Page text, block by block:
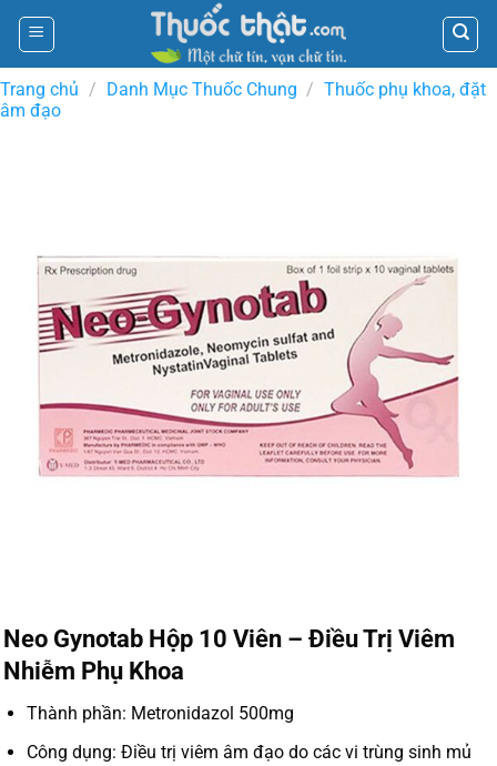
Skip
content
Trang chủ / Danh Mục Thuốc Chung / Thuốc phụ khoa, đặt
âm đạo
Neo Gynotab Hộp 10 Viên – Điều Trị Viêm
Nhiễm Phụ Khoa
Thành phần: Metronidazol 500mg
Công dụng: Điều trị viêm âm đạo do các vi trùng sinh mủ